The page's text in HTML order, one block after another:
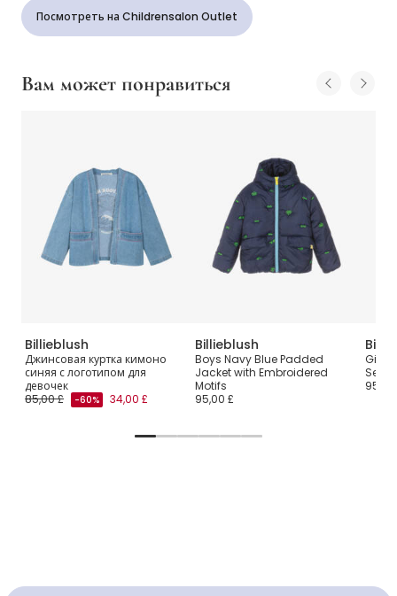
Посмотреть на Childrensalon Outlet
Вам может понравиться
Billieblush
Джинсовая куртка кимоно
синяя с логотипом для
девочек
85,00 £
-60% 34,00 £
Billieblush
Boys Navy Blue Padded
Jacket with Embroidered
Motifs
95,00 £
Girls
95,00